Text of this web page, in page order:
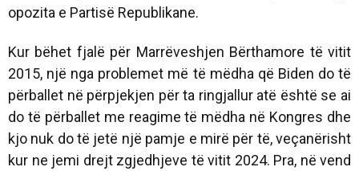
opozita e Partisë Republikane.
Kur bëhet fjalë për Marrëveshjen Bërthamore të vitit
2015, një nga problemet më të mëdha që Biden do të
përballet në përpjekjen për ta ringjallur atë është se ai
do të përballet me reagime të mëdha në Kongres dhe
kjo nuk do të jetë një pamje e mirë për të, veçanërisht
kur ne jemi drejt zgjedhjeve të vitit 2024. Pra, në vend